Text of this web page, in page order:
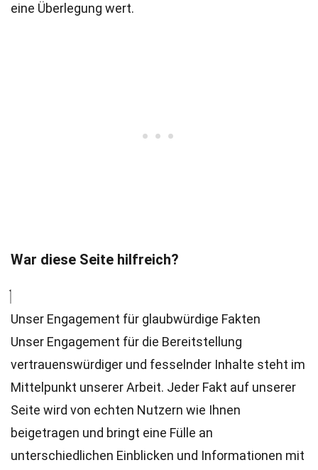
eine Überlegung wert.
War diese Seite hilfreich?
Unser Engagement für glaubwürdige Fakten
Unser Engagement für die Bereitstellung
vertrauenswürdiger und fesselnder Inhalte steht im
Mittelpunkt unserer Arbeit. Jeder Fakt auf unserer
Seite wird von echten Nutzern wie Ihnen
beigetragen und bringt eine Fülle an
unterschiedlichen Einblicken und Informationen mit